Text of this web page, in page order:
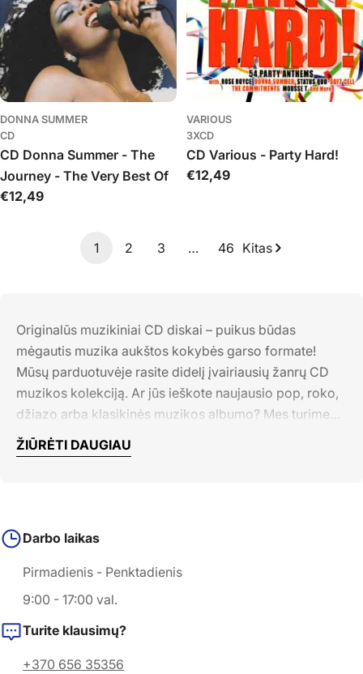
DONNA SUMMER
CD
CD Donna Summer - The
Journey - The Very Best Of
Įprasta
€12,49
VARIOUS
3XCD
CD Various - Party Hard!
Įprasta
€12,49
1 2 3 … 46 Kitas
Originalūs muzikiniai CD diskai – puikus būdas
mėgautis muzika aukštos kokybės garso formate!
Mūsų parduotuvėje rasite didelį įvairiausių žanrų CD
muzikos kolekciją. Ar jūs ieškote naujausio pop, roko,
džiazo arba klasikinės muzikos albumo? Mes turime
tai viską!
Mūsų cd diskai yra tik originalūs ir kokybiški,
mūsų platintojai užtikrina gausų pasirinkimą.
muzikos kolekciją ant cd diskų. Aplankykite mūsų
parduotuvę ir atraskite didžiulį muzikos pasaulį, kuris
laukia tik jūsų!
Mūsų CD diskai yra skirti tikrų muzikos entuziastų
ŽIŪRĖTI DAUGIAU
Darbo laikas
Pirmadienis - Penktadienis
9:00 - 17:00 val.
Turite klausimų?
+370 656 35356